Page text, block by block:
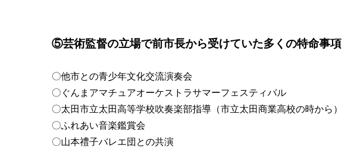
⑤芸術監督の立場で前市長から受けていた多くの特命事項
〇他市との青少年文化交流演奏会
〇ぐんまアマチュアオーケストラサマーフェスティバル
〇太田市立太田高等学校吹奏楽部指導（市立太田商業高校の時から）
〇ふれあい音楽鑑賞会
〇山本禮子バレエ団との共演